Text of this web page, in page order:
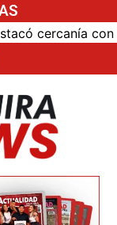
con el